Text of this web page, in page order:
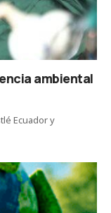
ambiental
Ecuador y